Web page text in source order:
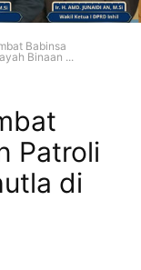
Babinsa
Binaan ...
Patroli
di